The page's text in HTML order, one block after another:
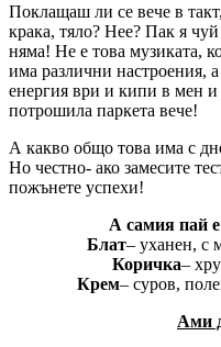
Поклащаш ли се вече в
крака, тяло? Нее? Пак я
няма! Не е това музиката,
има различни настроения,
енергия ври и кипи в мен
потрошила паркета вече!
А какво общо това има с
Но честно- ако замесите
пожънете успехи!
А самия пай
Блат– уханен, с
Коричка–
Крем– суров,
Ами